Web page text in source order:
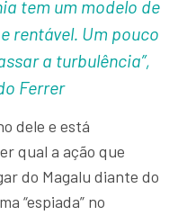
tem um modelo de
rentável. Um pouco
a turbulência”,
Ferrer
dele e está
qual a ação que
do Magalu diante do
“espiada” no